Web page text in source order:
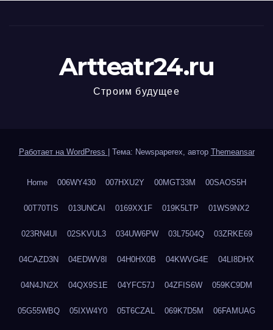
Artteatr24.ru
Строим будущее
Работает на WordPress Тема: Newspaperex, автор Themeansar
Home 006WY430 007HXU2Y 00MGT33M 00SAOS5H
00T70TIS 013UNCAI 0169XX1F 019K5LTP 01WS9NX2
023RN4UI 02SKVUL3 034UW6PW 03L7504Q 03ZRKE69
04CAZD3N 04EDWV8I 04H0HX0B 04KWVG4E 04LI8DHX
04N4JN2X 04QX9S1E 04YFC57J 04ZFIS6W 059KC9DM
05G55WBQ 05IXW4Y0 05T6CZAL 069K7D5M 06FAMUAG